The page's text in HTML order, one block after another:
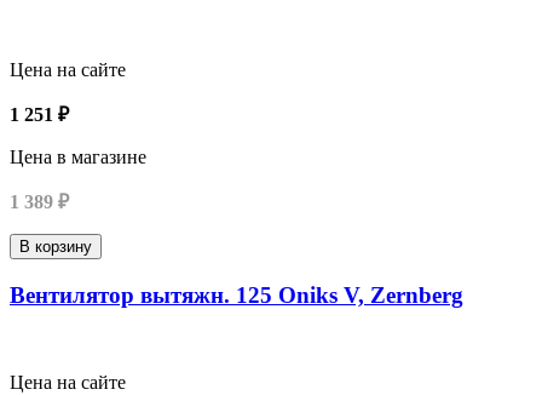
Цена на сайте
1 251 ₽
Цена в магазине
1 389 ₽
В корзину
Вентилятор вытяжн. 125 Oniks V, Zernberg
Цена на сайте